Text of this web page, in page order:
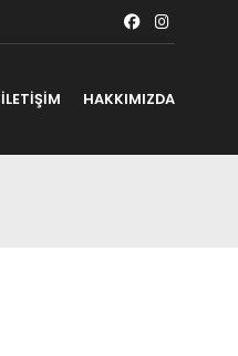
İLETİŞİM HAKKIMIZDA